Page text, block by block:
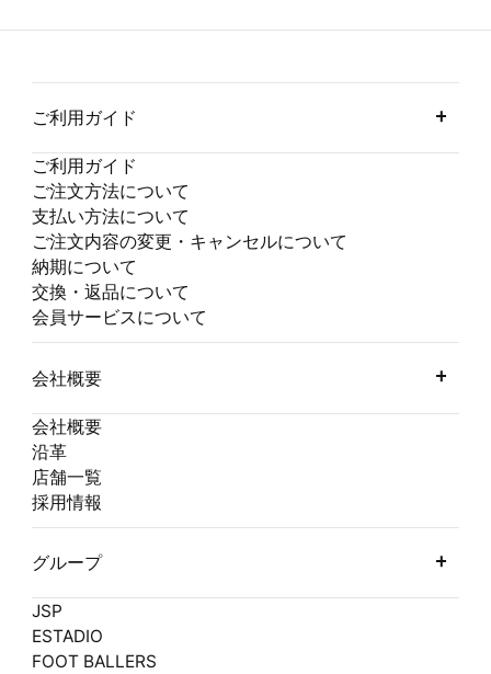
ご利用ガイド
ご利用ガイド
ご注文方法について
支払い方法について
ご注文内容の変更・キャンセルについて
納期について
交換・返品について
会員サービスについて
会社概要
会社概要
沿革
店舗一覧
採用情報
グループ
JSP
ESTADIO
FOOT BALLERS